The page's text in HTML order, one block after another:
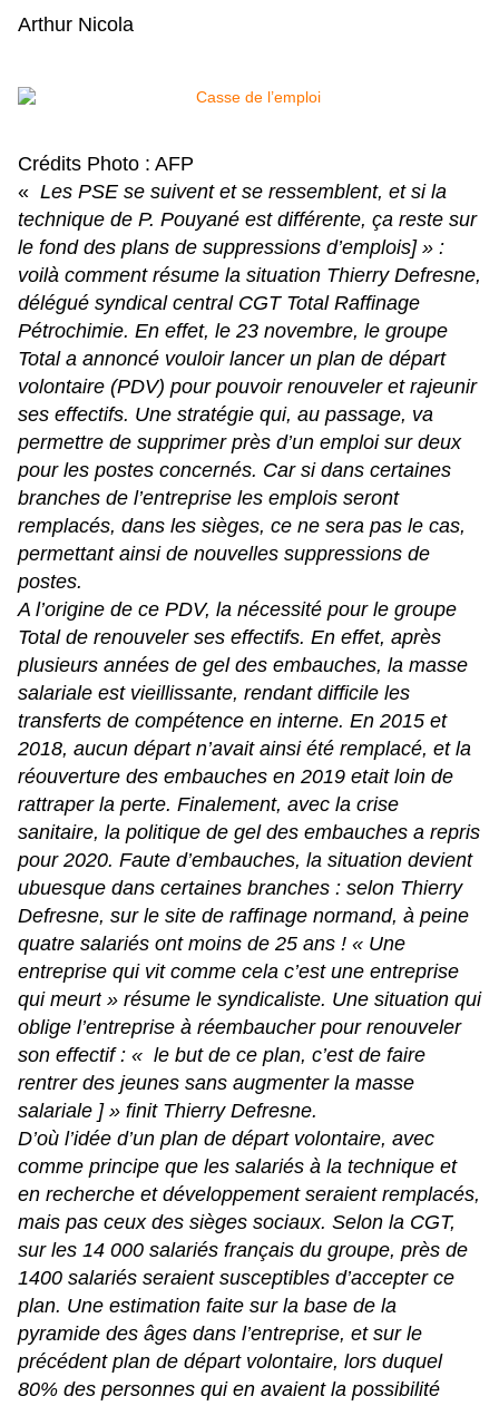
Arthur Nicola
Crédits Photo : AFP
« Les PSE se suivent et se ressemblent, et si la
technique de P. Pouyané est différente, ça reste sur
le fond des plans de suppressions d’emplois] » :
voilà comment résume la situation Thierry Defresne,
délégué syndical central CGT Total Raffinage
Pétrochimie. En effet, le 23 novembre, le groupe
Total a annoncé vouloir lancer un plan de départ
volontaire (PDV) pour pouvoir renouveler et rajeunir
ses effectifs. Une stratégie qui, au passage, va
permettre de supprimer près d’un emploi sur deux
pour les postes concernés. Car si dans certaines
branches de l’entreprise les emplois seront
remplacés, dans les sièges, ce ne sera pas le cas,
permettant ainsi de nouvelles suppressions de
postes.
A l’origine de ce PDV, la nécessité pour le groupe
Total de renouveler ses effectifs. En effet, après
plusieurs années de gel des embauches, la masse
salariale est vieillissante, rendant difficile les
transferts de compétence en interne. En 2015 et
2018, aucun départ n’avait ainsi été remplacé, et la
réouverture des embauches en 2019 etait loin de
rattraper la perte. Finalement, avec la crise
sanitaire, la politique de gel des embauches a repris
pour 2020. Faute d’embauches, la situation devient
ubuesque dans certaines branches : selon Thierry
Defresne, sur le site de raffinage normand, à peine
quatre salariés ont moins de 25 ans ! « Une
entreprise qui vit comme cela c’est une entreprise
qui meurt » résume le syndicaliste. Une situation qui
oblige l’entreprise à réembaucher pour renouveler
son effectif : « le but de ce plan, c’est de faire
rentrer des jeunes sans augmenter la masse
salariale ] » finit Thierry Defresne.
D’où l’idée d’un plan de départ volontaire, avec
comme principe que les salariés à la technique et
en recherche et développement seraient remplacés,
mais pas ceux des sièges sociaux. Selon la CGT,
sur les 14 000 salariés français du groupe, près de
1400 salariés seraient susceptibles d’accepter ce
plan. Une estimation faite sur la base de la
pyramide des âges dans l’entreprise, et sur le
précédent plan de départ volontaire, lors duquel
80% des personnes qui en avaient la possibilité